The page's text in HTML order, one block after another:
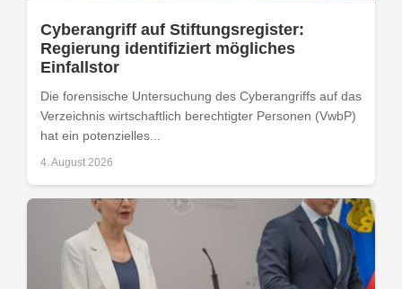
Cyberangriff auf Stiftungsregister:
Regierung identifiziert mögliches
Einfallstor
Die forensische Untersuchung des Cyberangriffs auf das
Verzeichnis wirtschaftlich berechtigter Personen (VwbP)
hat ein potenzielles...
4. August 2026